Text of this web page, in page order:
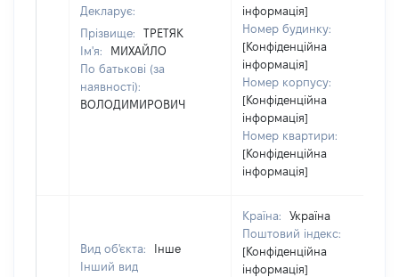
Декларує:
Прізвище:
ТРЕТЯК
Ім'я:
МИХАЙЛО
По батькові (за
наявності):
ВОЛОДИМИРОВИЧ
інформація]
Номер будинку:
[Конфіденційна
інформація]
Номер корпусу:
[Конфіденційна
інформація]
Номер квартири:
[Конфіденційна
інформація]
Вид об'єкта:
Інше
Інший вид
Країна:
Україна
Поштовий індекс:
[Конфіденційна
інформація]